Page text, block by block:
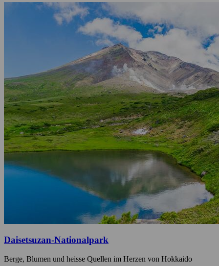
Daisetsuzan-Nationalpark
Berge, Blumen und heisse Quellen im Herzen von Hokkaido